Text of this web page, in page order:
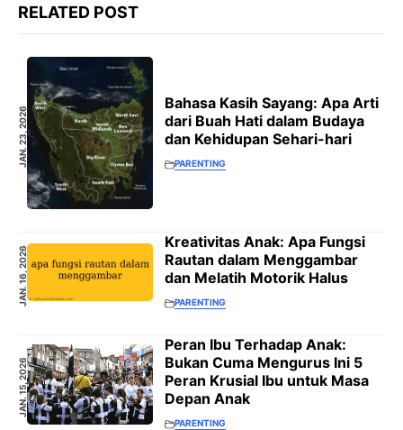
RELATED POST
JAN. 23, 2026
Bahasa Kasih Sayang: Apa Arti
dari Buah Hati dalam Budaya
dan Kehidupan Sehari-hari
PARENTING
JAN. 16, 2026
Kreativitas Anak: Apa Fungsi
Rautan dalam Menggambar
dan Melatih Motorik Halus
PARENTING
JAN. 15, 2026
Peran Ibu Terhadap Anak:
Bukan Cuma Mengurus Ini 5
Peran Krusial Ibu untuk Masa
Depan Anak
PARENTING